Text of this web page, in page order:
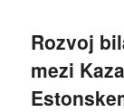
Rozvoj
mezi